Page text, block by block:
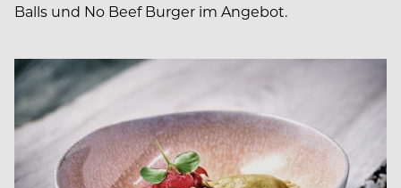
Balls und No Beef Burger im Angebot.